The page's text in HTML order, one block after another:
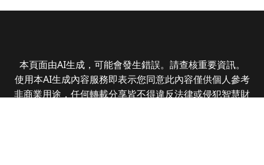
本頁面由AI生成，可能會發生錯誤。請查核重要資訊。
使用本AI生成內容服務即表示您同意此內容僅供個人參考
非商業用途，任何轉載分享皆不得違反法律或侵犯智慧財